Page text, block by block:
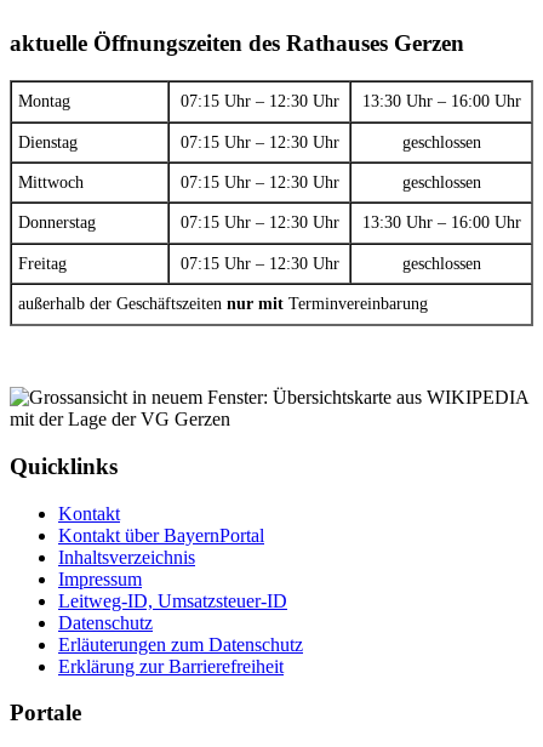
aktuelle Öffnungszeiten des Rathauses Gerzen
Montag 07:15 Uhr – 12:30 Uhr 13:30 Uhr – 16:00 Uhr
Dienstag 07:15 Uhr – 12:30 Uhr geschlossen
Mittwoch 07:15 Uhr – 12:30 Uhr geschlossen
Donnerstag 07:15 Uhr – 12:30 Uhr 13:30 Uhr – 16:00 Uhr
Freitag 07:15 Uhr – 12:30 Uhr geschlossen
außerhalb der Geschäftszeiten nur mit Terminvereinbarung
Quicklinks
Kontakt
Kontakt über BayernPortal
Inhaltsverzeichnis
Impressum
Leitweg-ID, Umsatzsteuer-ID
Datenschutz
Erläuterungen zum Datenschutz
Erklärung zur Barrierefreiheit
Portale